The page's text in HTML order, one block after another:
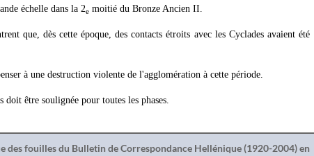
échelle dans la 2e moitié du Bronze Ancien II.
que, dès cette époque, des contacts étroits avec les Cyclades avaient été
à une destruction violente de l'agglomération à cette période.
être soulignée pour toutes les phases.
des fouilles du Bulletin de Correspondance Hellénique (1920-2004) en